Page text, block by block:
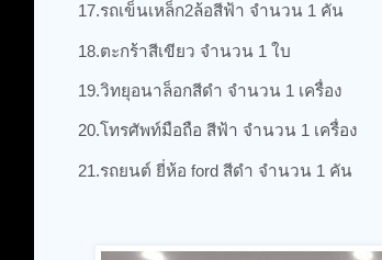
17.รถเข็นเหล็ก2ล้อสีฟ้า จำนวน 1 คัน
18.ตะกร้าสีเขียว จำนวน 1 ใบ
19.วิทยุอนาล็อกสีดำ จำนวน 1 เครื่อง
20.โทรศัพท์มือถือ สีฟ้า จำนวน 1 เครื่อง
21.รถยนต์ ยี่ห้อ ford สีดำ จำนวน 1 คัน